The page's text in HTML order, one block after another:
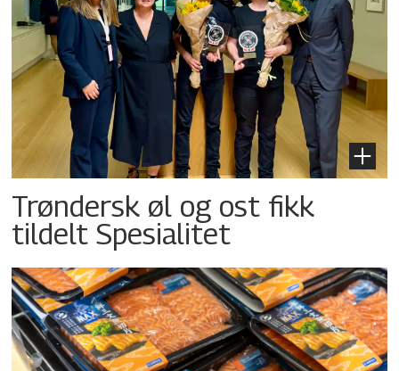
Trøndersk øl og ost fikk
tildelt Spesialitet